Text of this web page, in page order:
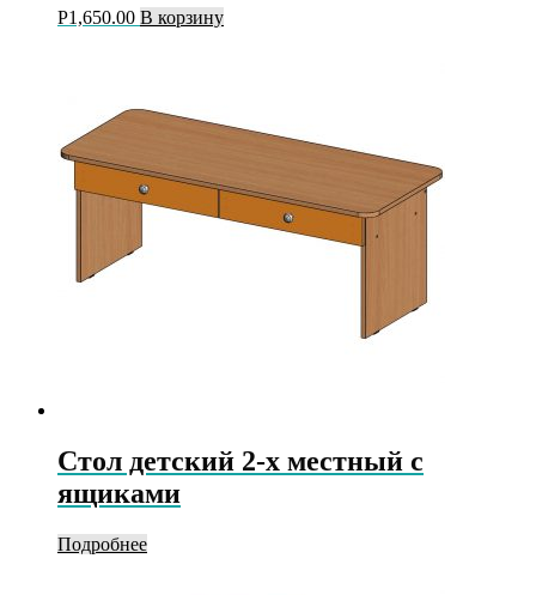
Р1,650.00 В корзину
Стол детский 2-х местный с
ящиками
Подробнее